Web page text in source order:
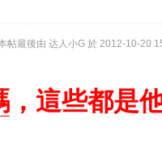
帖最後由 达人小G 於 2012-10-20
，這些都是